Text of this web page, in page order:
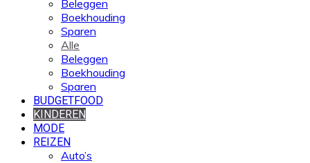
Beleggen
Boekhouding
Sparen
Alle
Beleggen
Boekhouding
Sparen
BUDGETFOOD
KINDEREN
MODE
REIZEN
Auto’s